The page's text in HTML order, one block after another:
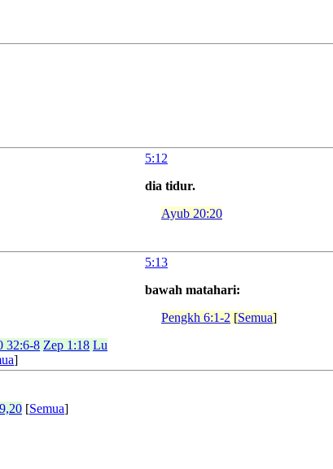
5:12
dia tidur.
Ayub 20:20
32:6-8 Zep 1:18 Lu
]
5:13
bawah matahari:
Pengkh 6:1-2 [Semua]
[Semua]